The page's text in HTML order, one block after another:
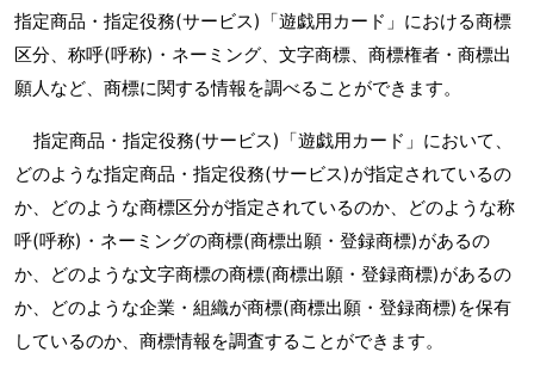
指定商品・指定役務(サービス)「遊戯用カード」における商標
区分、称呼(呼称)・ネーミング、文字商標、商標権者・商標出
願人など、商標に関する情報を調べることができます。
指定商品・指定役務(サービス)「遊戯用カード」において、
どのような指定商品・指定役務(サービス)が指定されているの
か、どのような商標区分が指定されているのか、どのような称
呼(呼称)・ネーミングの商標(商標出願・登録商標)があるの
か、どのような文字商標の商標(商標出願・登録商標)があるの
か、どのような企業・組織が商標(商標出願・登録商標)を保有
しているのか、商標情報を調査することができます。